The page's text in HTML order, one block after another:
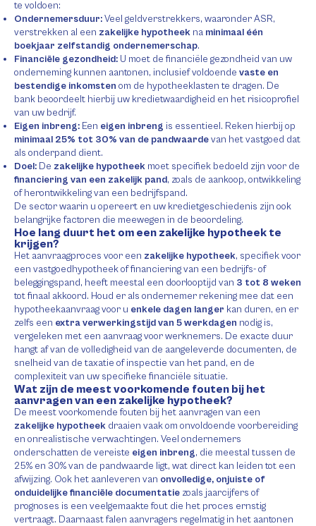
te voldoen:
Ondernemersduur:Veel geldverstrekkers, waaronder ASR,
verstrekken al een zakelijke hypotheek na minimaal één
boekjaar zelfstandig ondernemerschap.
Financiële gezondheid: U moet de financiële gezondheid van uw
onderneming kunnen aantonen, inclusief voldoende vaste en
bestendige inkomsten om de hypotheeklasten te dragen. De
bank beoordeelt hierbij uw kredietwaardigheid en het risicoprofiel
van uw bedrijf.
Eigen inbreng: Een eigen inbreng is essentieel. Reken hierbij op
minimaal 25% tot 30% van de pandwaardevan het vastgoed dat
als onderpand dient.
Doel: De zakelijke hypotheek moet specifiek bedoeld zijn voor de
financiering van een zakelijk pand, zoals de aankoop, ontwikkeling
of herontwikkeling van een bedrijfspand.
De sector waarin u opereert en uw kredietgeschiedenis zijn ook
belangrijke factoren die meewegen in de beoordeling.
Hoe lang duurt het om een zakelijke hypotheek te
krijgen?
Het aanvraagproces voor een zakelijke hypotheek, specifiek voor
een vastgoedhypotheek of financiering van een bedrijfs- of
beleggingspand, heeft meestal een doorlooptijd van 3 tot 8 weken
tot finaal akkoord. Houd er als ondernemer rekening mee dat een
hypotheekaanvraag voor u enkele dagen langer kan duren, en er
zelfs een extra verwerkingstijd van 5 werkdagen nodig is,
vergeleken met een aanvraag voor werknemers. De exacte duur
hangt af van de volledigheid van de aangeleverde documenten, de
snelheid van de taxatie of inspectie van het pand, en de
complexiteit van uw specifieke financiële situatie.
Wat zijn de meest voorkomende fouten bij het
aanvragen van een zakelijke hypotheek?
De meest voorkomende fouten bij het aanvragen van een
zakelijke hypotheek draaien vaak om onvoldoende voorbereiding
en onrealistische verwachtingen. Veel ondernemers
onderschatten de vereiste eigen inbreng, die meestal tussen de
25% en 30% van de pandwaarde ligt, wat direct kan leiden tot een
afwijzing. Ook het aanleveren van onvolledige, onjuiste of
onduidelijke financiële documentatie zoals jaarcijfers of
prognoses is een veelgemaakte fout die het proces ernstig
vertraagt. Daarnaast falen aanvragers regelmatig in het aantonen